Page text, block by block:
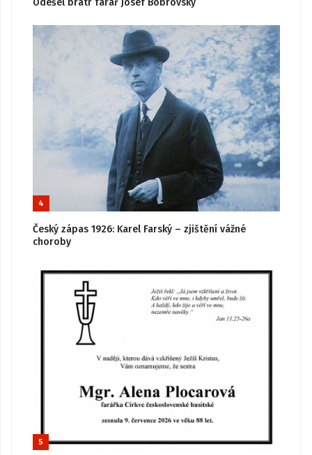
Odešel bratr farář Josef Bobrovský
4
Český zápas 1926: Karel Farský – zjištění vážné
choroby
5